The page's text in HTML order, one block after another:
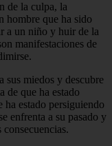
de la culpa, la
hombre que ha sido
a un niño y huir de la
manifestaciones de
sus miedos y descubre
de que ha estado
estado persiguiendo
enfrenta a su pasado y